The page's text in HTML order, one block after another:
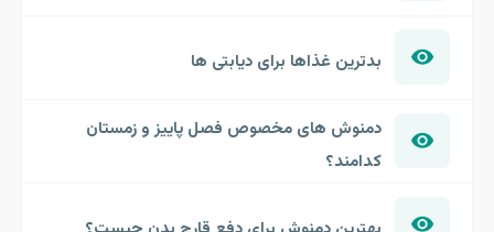
بدترین غذاها برای دیابتی ها
دمنوش های مخصوص فصل پاییز و زمستان
کدامند؟